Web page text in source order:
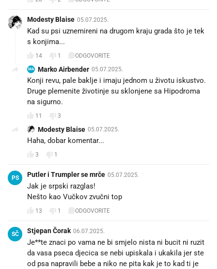
Modesty Blaise 05.07.2025.
Kad su psi uznemireni na drugom kraju grada što je tek
s konjima...
14 1 ODGOVORITE
MA Marko Airbender 05.07.2025.
Konji revu, pale baklje i imaju jednom u životu iskustvo.
Druge plemenite životinje su sklonjene sa Hipodroma
na sigurno.
11 3
Modesty Blaise 05.07.2025.
Haha, dobar komentar...
3 1
PS Putler i Trumpler se mrče 05.07.2025.
Jak je srpski razglas!
Nešto kao Vučkov zvučni top 😂
13 1 ODGOVORITE
SČ Stjepan Čorak 06.07.2025.
Je**te znaci po vama ne bi smjelo nista ni bucit ni ruzit
da vasa pseca djecica se nebi upiskala i ukakila jer ste
od psa napravili bebe a niko ne pita kak je to kad ti je